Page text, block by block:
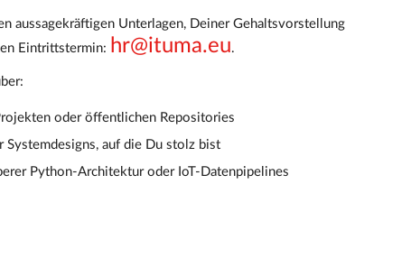
aussagekräftigen Unterlagen, Deiner Gehaltsvorstellung
Eintrittstermin: hr@ituma.eu.
oder öffentlichen Repositories
Systemdesigns, auf die Du stolz bist
Python-Architektur oder IoT-Datenpipelines